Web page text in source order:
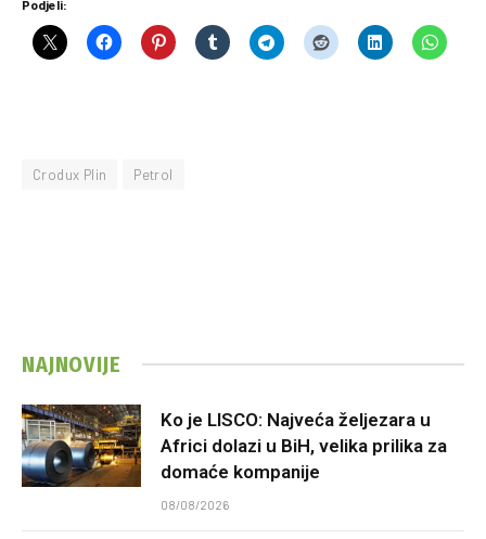
Podjeli:
Crodux Plin Petrol
NAJNOVIJE
Ko je LISCO: Najveća željezara u
Africi dolazi u BiH, velika prilika za
domaće kompanije
08/08/2026